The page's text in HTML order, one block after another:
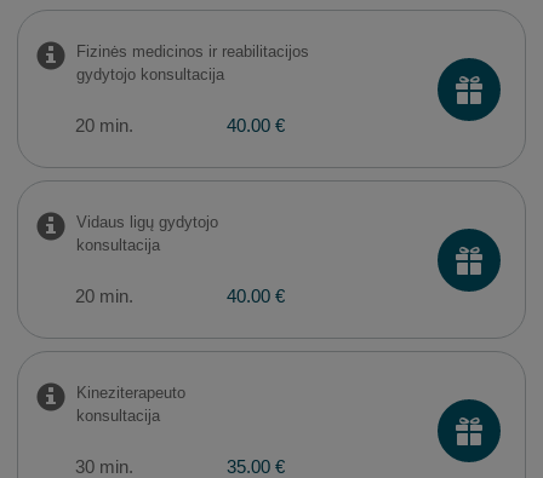
Fizinės medicinos ir reabilitacijos
gydytojo konsultacija
20 min. 40.00 €
Vidaus ligų gydytojo
konsultacija
20 min. 40.00 €
Kineziterapeuto
konsultacija
30 min. 35.00 €